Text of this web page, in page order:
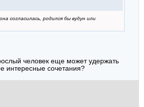
согласилась, родился бы вудун или
человек еще может удержать
интересные сочетания?